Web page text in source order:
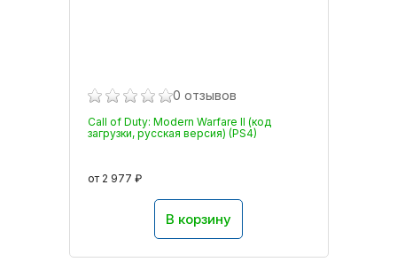
0 отзывов
Call of Duty: Modern Warfare II (код
загрузки, русская версия) (PS4)
от 2 977 ₽
В корзину